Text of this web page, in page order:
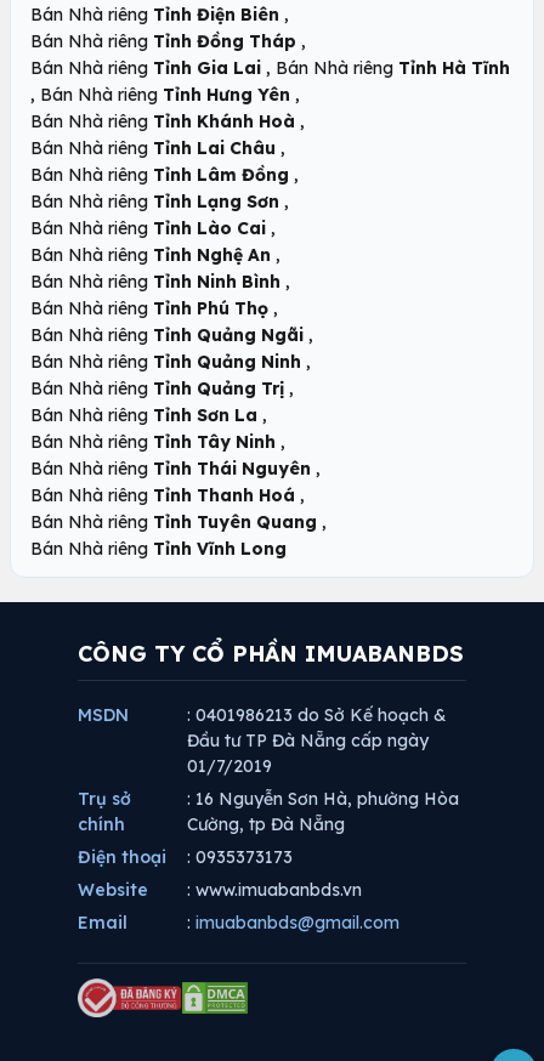
Bán Nhà riêng Tỉnh Điện Biên ,
Bán Nhà riêng Tỉnh Đồng Tháp ,
Bán Nhà riêng Tỉnh Gia Lai , Bán Nhà riêng Tỉnh Hà Tĩnh
, Bán Nhà riêng Tỉnh Hưng Yên ,
Bán Nhà riêng Tỉnh Khánh Hoà ,
Bán Nhà riêng Tỉnh Lai Châu ,
Bán Nhà riêng Tỉnh Lâm Đồng ,
Bán Nhà riêng Tỉnh Lạng Sơn ,
Bán Nhà riêng Tỉnh Lào Cai ,
Bán Nhà riêng Tỉnh Nghệ An ,
Bán Nhà riêng Tỉnh Ninh Bình ,
Bán Nhà riêng Tỉnh Phú Thọ ,
Bán Nhà riêng Tỉnh Quảng Ngãi ,
Bán Nhà riêng Tỉnh Quảng Ninh ,
Bán Nhà riêng Tỉnh Quảng Trị ,
Bán Nhà riêng Tỉnh Sơn La ,
Bán Nhà riêng Tỉnh Tây Ninh ,
Bán Nhà riêng Tỉnh Thái Nguyên ,
Bán Nhà riêng Tỉnh Thanh Hoá ,
Bán Nhà riêng Tỉnh Tuyên Quang ,
Bán Nhà riêng Tỉnh Vĩnh Long
CÔNG TY CỔ PHẦN IMUABANBDS
MSDN
: 0401986213 do Sở Kế hoạch &
Đầu tư TP Đà Nẵng cấp ngày
01/7/2019
Trụ sở
chính
: 16 Nguyễn Sơn Hà, phường Hòa
Cường, tp Đà Nẵng
Điện thoại
: 0935373173
Website
: www.imuabanbds.vn
Email
: imuabanbds@gmail.com